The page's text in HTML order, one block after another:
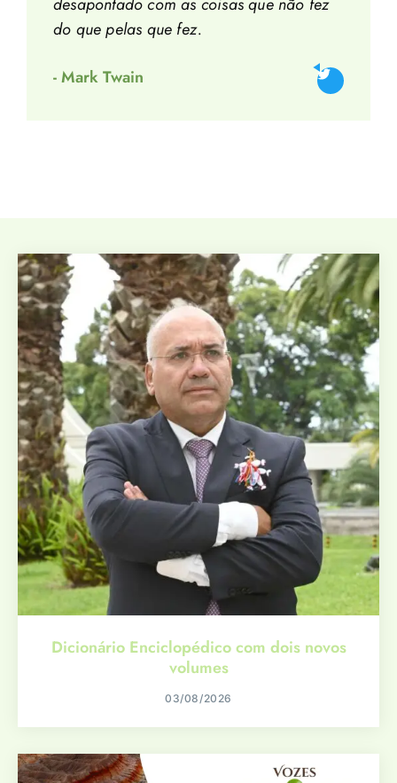
desapontado com as coisas que não fez
do que pelas que fez.
- Mark Twain
Dicionário Enciclopédico com dois novos
volumes
03/08/2026